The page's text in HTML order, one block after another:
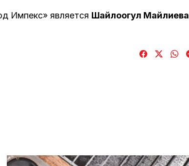
Импекс» является Шайлоогул Майлиева